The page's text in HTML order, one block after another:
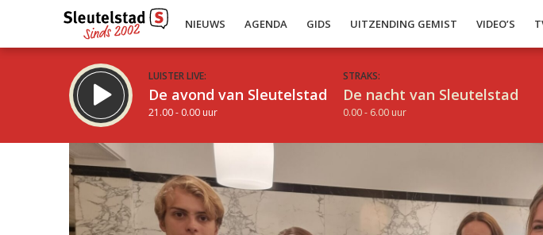
NIEUWS AGENDA GIDS UITZENDING GEMIST VIDEO’S
LUISTER LIVE:
De avond van Sleutelstad
21.00 - 0.00 uur
STRAKS:
De nacht van Sleutelstad
0.00 - 6.00 uur
Inklappen